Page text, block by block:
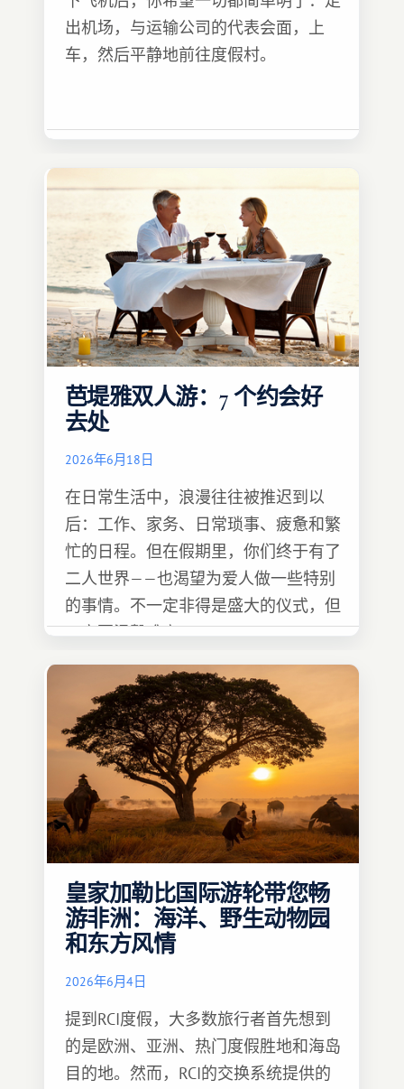
出机场，与运输公司的代表会面，上
车，然后平静地前往度假村。
芭堤雅双人游：7 个约会好
去处
2026年6月18日
在日常生活中，浪漫往往被推迟到以
后：工作、家务、日常琐事、疲惫和繁
忙的日程。但在假期里，你们终于有了
二人世界——也渴望为爱人做一些特别
的事情。不一定非得是盛大的仪式，但
一定要温馨难忘 :)
皇家加勒比国际游轮带您畅
游非洲：海洋、野生动物园
和东方风情
2026年6月4日
提到RCI度假，大多数旅行者首先想到
的是欧洲、亚洲、热门度假胜地和海岛
目的地。然而，RCI的交换系统提供的